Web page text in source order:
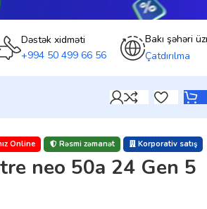
Dəstək xidməti
+994 50 499 66 56
Bakı şəhəri
Çatdırılma
Online Rəsmi zəmanət Korporativ satış
neo 50a 24 Gen 5